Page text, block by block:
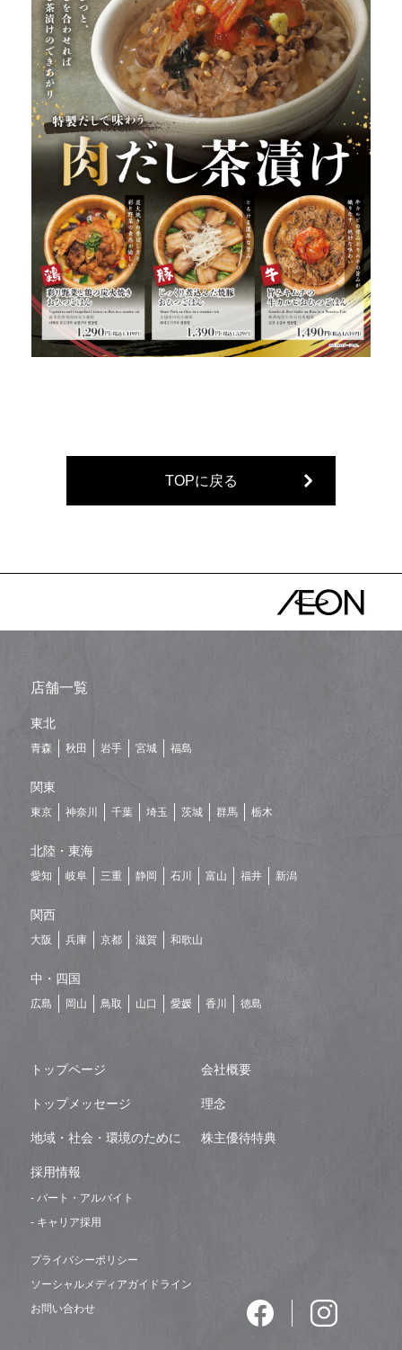
TOPに戻る
トップページ 会社概要
トップメッセージ 理念
地域・社会・環境のために 株主優待特典
採用情報
- パート・アルバイト
- キャリア採用
プライバシーポリシー
ソーシャルメディアガイドライン
お問い合わせ
店舗一覧
東北
青森 秋田 岩手 宮城 福島
関東
東京 神奈川 千葉 埼玉 茨城 群馬 栃木
北陸・東海
愛知 岐阜 三重 静岡 石川 富山 福井 新潟
関西
大阪 兵庫 京都 滋賀 和歌山
中・四国
広島 岡山 鳥取 山口 愛媛 香川 徳島